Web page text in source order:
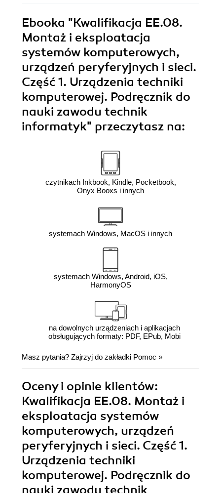
Ebooka "Kwalifikacja EE.08.
Montaż i eksploatacja
systemów komputerowych,
urządzeń peryferyjnych i sieci.
Część 1. Urządzenia techniki
komputerowej. Podręcznik do
nauki zawodu technik
informatyk" przeczytasz na:
czytnikach Inkbook, Kindle, Pocketbook,
Onyx Booxs i innych
systemach Windows, MacOS i innych
systemach Windows, Android, iOS,
HarmonyOS
na dowolnych urządzeniach i aplikacjach
obsługujących formaty: PDF, EPub, Mobi
Masz pytania? Zajrzyj do zakładki Pomoc »
Oceny i opinie klientów:
Kwalifikacja EE.08. Montaż i
eksploatacja systemów
komputerowych, urządzeń
peryferyjnych i sieci. Część 1.
Urządzenia techniki
komputerowej. Podręcznik do
nauki zawodu technik